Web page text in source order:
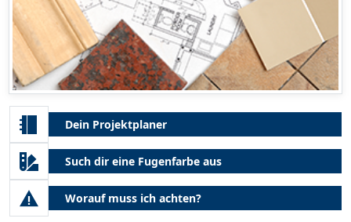
Dein Projektplaner
Such dir eine Fugenfarbe aus
Worauf muss ich achten?